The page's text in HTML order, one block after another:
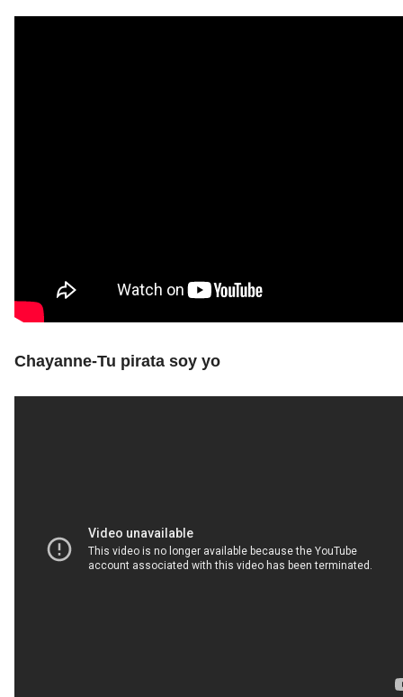
Chayanne-Tu pirata soy yo